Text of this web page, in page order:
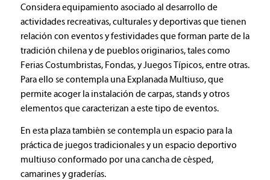
Considera equipamiento asociado al desarrollo de
actividades recreativas, culturales y deportivas que tienen
relación con eventos y festividades que forman parte de la
tradición chilena y de pueblos originarios, tales como
Ferias Costumbristas, Fondas, y Juegos Típicos, entre otras.
Para ello se contempla una Explanada Multiuso, que
permite acoger la instalación de carpas, stands y otros
elementos que caracterizan a este tipo de eventos.
En esta plaza también se contempla un espacio para la
práctica de juegos tradicionales y un espacio deportivo
multiuso conformado por una cancha de césped,
camarines y graderías.